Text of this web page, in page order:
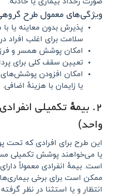
ویژگی‌های معمول طرح
پذیرش بدون معاینه یا
سلامت برای اغلب افراد در
امکان پوشش همسر و
تعیین سقف کلی برای
امکان افزودن پوشش‌های
یا زایمان با هزینهٔ اضافی.
۲. بیمهٔ تکمیلی
واحد)
این طرح برای افرادی که
یا می‌خواهند پوشش تکمیلی
است. بیمهٔ انفرادی معمولاً
ممکن است برای برخی
انتظار و یا استثنا در نظر